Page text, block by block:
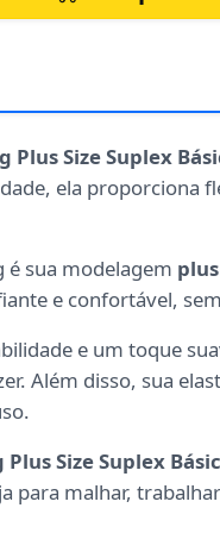
Plus Size Suplex
ela proporciona
é sua modelagem
e confortável,
e um toque
Além disso, sua
Plus Size Suplex
para malhar,